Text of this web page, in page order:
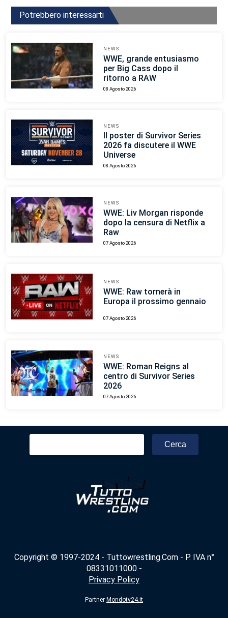
Potrebbero interessarti
NEWS
WWE, grande entusiasmo
per Big Cass dopo il
ritorno a RAW
08 Agosto 2026
NEWS
Il poster di Survivor Series
2026 fa discutere il WWE
Universe
08 Agosto 2026
NEWS
WWE: Liv Morgan risponde
dopo la censura di Netflix a
Raw
07 Agosto 2026
NEWS
WWE: Raw tornerà in
Europa il prossimo gennaio
07 Agosto 2026
NEWS
WWE: Roman Reigns al
centro di Survivor Series
2026
07 Agosto 2026
Ricerca
Copyright © 1997-2024 - Tuttowrestling.Com - P. IVA n°
08331011000 -
Privacy Policy
Partner Mondotv24.it